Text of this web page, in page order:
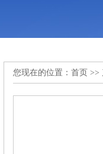
您现在的位置： 首页 >>